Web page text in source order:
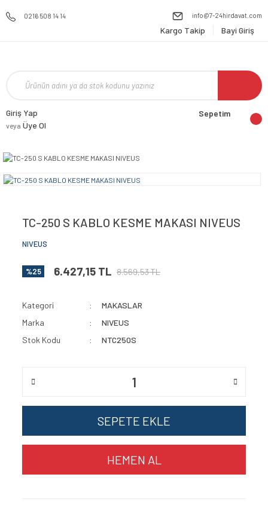
0216 508 14 14 info@7-24hirdavat.com
Kargo Takip Bayi Giriş
Giriş Yap
veya Üye Ol
Sepetim
TC-250 S KABLO KESME MAKASI NIVEUS
NIVEUS
%25 6.427,15 TL 8.569,53 TL
Kategori
MAKASLAR
Marka
NIVEUS
Stok Kodu
NTC250S
SEPETE EKLE
HEMEN AL